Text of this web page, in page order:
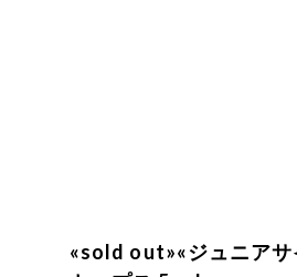
«sold out»«ジュニア